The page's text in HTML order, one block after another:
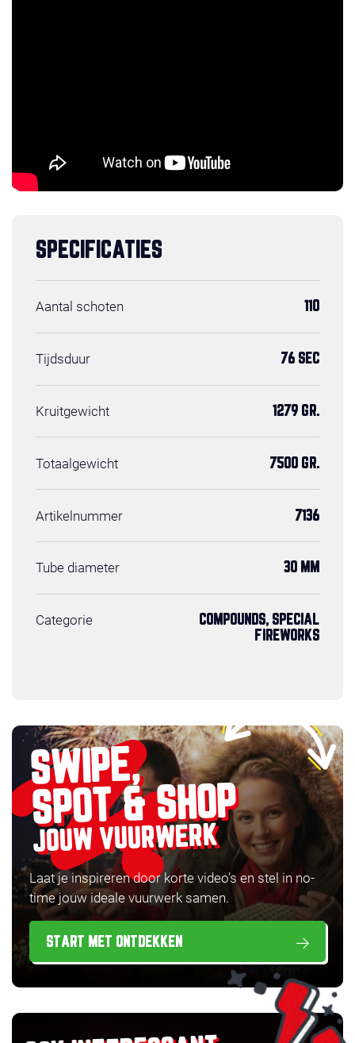
SPECIFICATIES
Aantal schoten 110
Tijdsduur 76 SEC
Kruitgewicht 1279 GR.
Totaalgewicht 7500 GR.
Artikelnummer 7136
Tube diameter 30 MM
Categorie
COMPOUNDS, SPECIAL
FIREWORKS
SWIPE,
SPOT & SHOP
JOUW VUURWERK
Laat je inspireren door korte video’s en stel in no-
time jouw ideale vuurwerk samen.
START MET ONTDEKKEN